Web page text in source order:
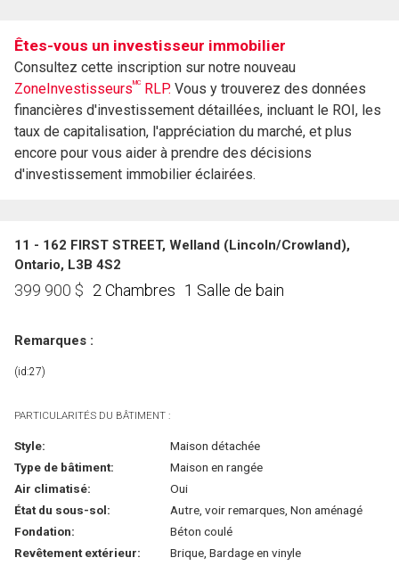
Êtes-vous un investisseur immobilier
Consultez cette inscription sur notre nouveau
ZoneInvestisseursMC RLP. Vous y trouverez des données
financières d'investissement détaillées, incluant le ROI, les
taux de capitalisation, l'appréciation du marché, et plus
encore pour vous aider à prendre des décisions
d'investissement immobilier éclairées.
11 - 162 FIRST STREET, Welland (Lincoln/Crowland),
Ontario, L3B 4S2
399 900 $ 2 Chambres 1 Salle de bain
Remarques :
(id:27)
PARTICULARITÉS DU BÂTIMENT :
Style:
Maison détachée
Type de bâtiment:
Maison en rangée
Air climatisé:
Oui
État du sous-sol:
Autre, voir remarques, Non aménagé
Fondation:
Béton coulé
Revêtement extérieur:
Brique, Bardage en vinyle